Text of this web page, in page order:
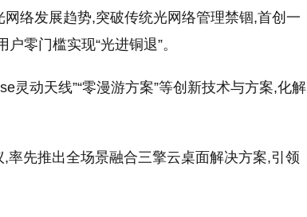
络发展趋势,突破传统光网络管理禁锢,首创一
零门槛实现“光进铜退”。
灵动天线”“零漫游方案”等创新技术与方案,化解
先推出全场景融合三擎云桌面解决方案,引领